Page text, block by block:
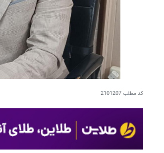
کد مطلب2101207